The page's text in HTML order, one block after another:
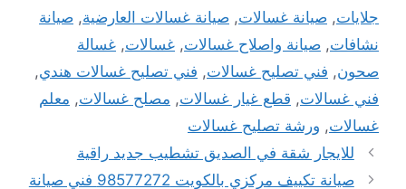
جلايات, صيانة غسالات, صيانة غسالات العارضية, صيانة
نشافات, صيانة واصلاح غسالات, غسالات, غسالة
صحون, فني تصليح غسالات, فني تصليح غسالات هندي,
فني غسالات, قطع غيار غسالات, مصلح غسالات, معلم
غسالات, ورشة تصليح غسالات
للايجار شقة في الصديق تشطيب جديد راقية
صيانة تكييف مركزي بالكويت 98577272 فني صيانة